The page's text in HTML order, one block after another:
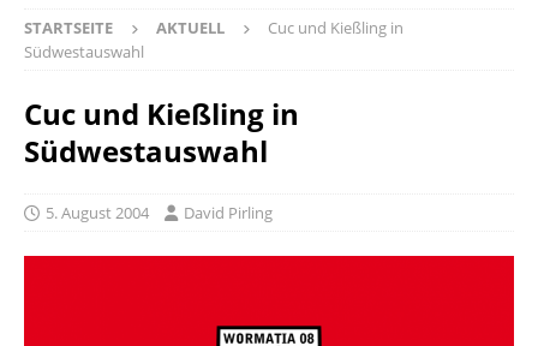
STARTSEITE AKTUELL
Cuc und Kießling in
Südwestauswahl
Cuc und Kießling in
Südwestauswahl
5. August 2004 David Pirling